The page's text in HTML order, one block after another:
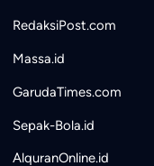
RedaksiPost.com
Massa.id
GarudaTimes.com
Sepak-Bola.id
AlquranOnline.id